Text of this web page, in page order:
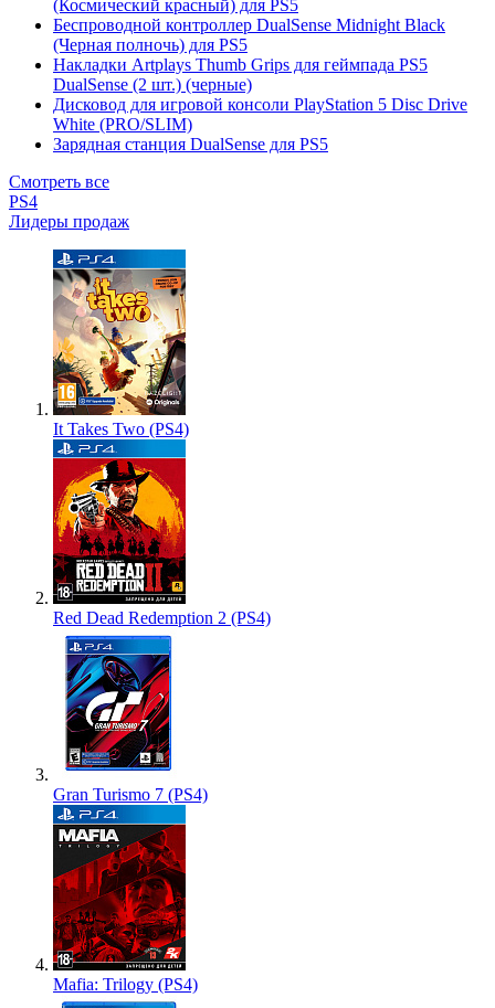
(Космический красный) для PS5
Беспроводной контроллер DualSense Midnight Black
(Черная полночь) для PS5
Накладки Artplays Thumb Grips для геймпада PS5
DualSense (2 шт.) (черные)
Дисковод для игровой консоли PlayStation 5 Disc Drive
White (PRO/SLIM)
Зарядная станция DualSense для PS5
Смотреть все
PS4
Лидеры продаж
It Takes Two (PS4)
Red Dead Redemption 2 (PS4)
Gran Turismo 7 (PS4)
Mafia: Trilogy (PS4)